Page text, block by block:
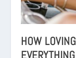
HOW